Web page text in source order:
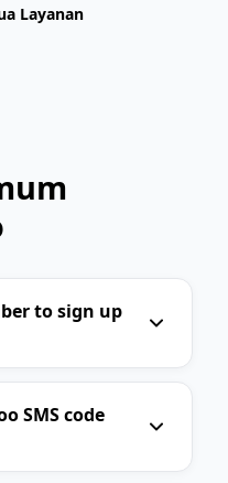
Outlook
WhatsApp Business
Slack
Layanan
to sign up
SMS code